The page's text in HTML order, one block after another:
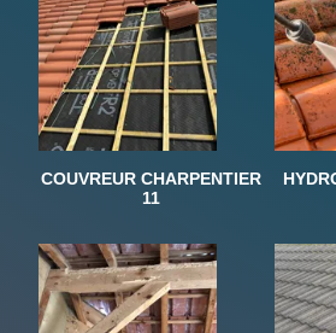
COUVREUR CHARPENTIER
11